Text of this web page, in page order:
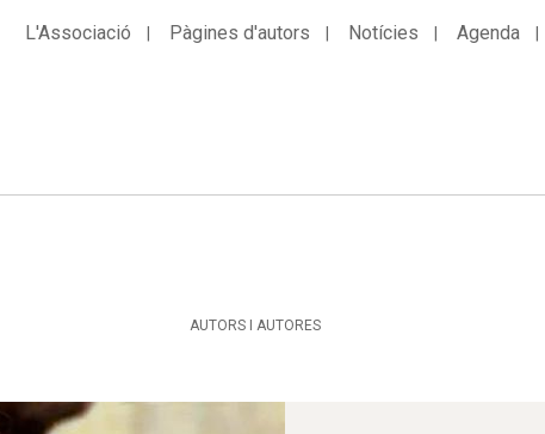
L'Associació Pàgines d'autors Notícies Agenda
AUTORS I AUTORES